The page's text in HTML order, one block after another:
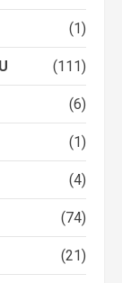
(1)
(111)
(6)
(1)
(4)
(74)
(21)